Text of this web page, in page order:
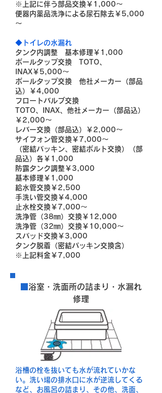
※上記に伴う部品交換￥1,000～
便器内薬品洗浄による尿石除去￥5,000
～
◆トイレの水漏れ
タンク内調整 基本修理￥1,000
ボールタップ交換 TOTO、
INAX￥5,000～
ボールタップ交換 他社メーカー（部品
込）￥4,000
フロートバルブ交換
TOTO、INAX、他社メーカー（部品込）
￥2,000～
レバー交換（部品込）￥2,000～
サイフォン管交換￥7,000～
（密結パッキン、密結ボルト交換）（部
品込）各￥1,000
防露タンク調整￥3,000
基本修理￥1,000
給水管交換￥2,500
手洗い管交換￥4,000
止水栓交換￥7,000～
洗浄管（38㎜）交換￥12,000
洗浄管（32㎜）交換￥10,000～
スパッド交換￥3,000
タンク脱着（密結パッキン交換含）
※上記料金￥7,000
浴室・洗面所の詰まり・水漏れ
修理
浴槽の栓を抜いても水が流れていかな
い。洗い場の排水口に水が逆流してくる
など、お風呂の詰まり、その他、洗面、